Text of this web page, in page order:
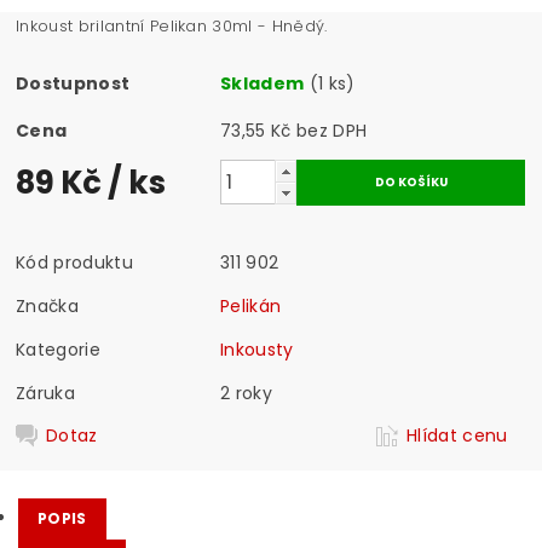
Inkoust brilantní Pelikan 30ml - Hnědý.
Dostupnost Skladem (1 ks)
Cena
73,55 Kč bez DPH
89 Kč/ ks
Kód produktu
311 902
Značka
Pelikán
Kategorie
Inkousty
Záruka
2 roky
Dotaz
Hlídat cenu
POPIS